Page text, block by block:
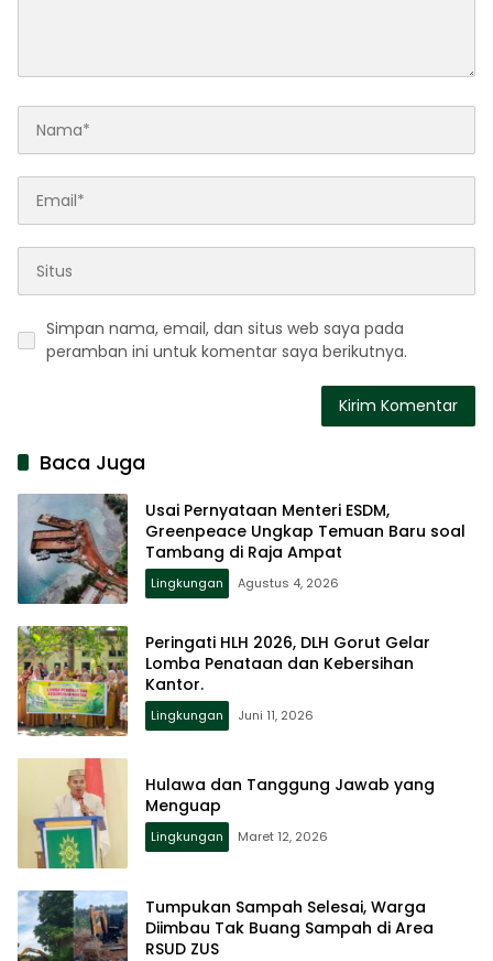
Simpan nama, email, dan situs web saya pada
peramban ini untuk komentar saya berikutnya.
Baca Juga
Usai Pernyataan Menteri ESDM,
Greenpeace Ungkap Temuan Baru soal
Tambang di Raja Ampat
Lingkungan Agustus 4, 2026
Peringati HLH 2026, DLH Gorut Gelar
Lomba Penataan dan Kebersihan
Kantor.
Lingkungan Juni 11, 2026
Hulawa dan Tanggung Jawab yang
Menguap
Lingkungan Maret 12, 2026
Tumpukan Sampah Selesai, Warga
Diimbau Tak Buang Sampah di Area
RSUD ZUS